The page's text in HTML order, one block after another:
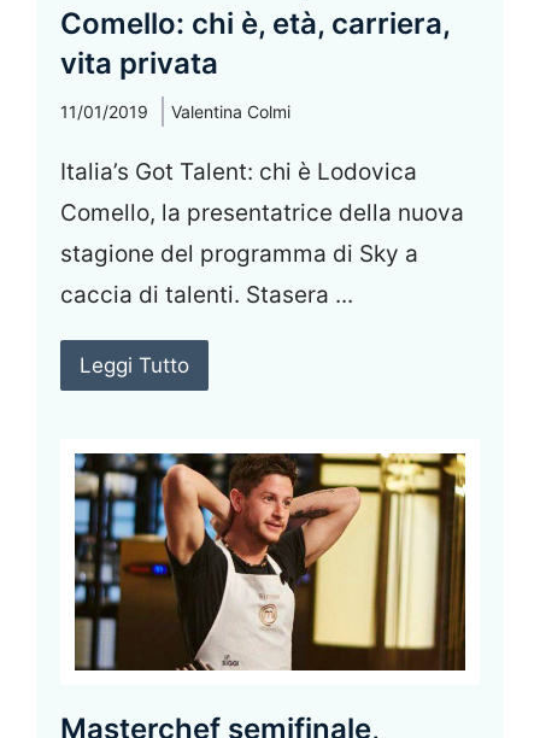
Comello: chi è, età, carriera,
vita privata
11/01/2019 Valentina Colmi
Italia’s Got Talent: chi è Lodovica
Comello, la presentatrice della nuova
stagione del programma di Sky a
caccia di talenti. Stasera ...
Leggi Tutto
Masterchef semifinale,